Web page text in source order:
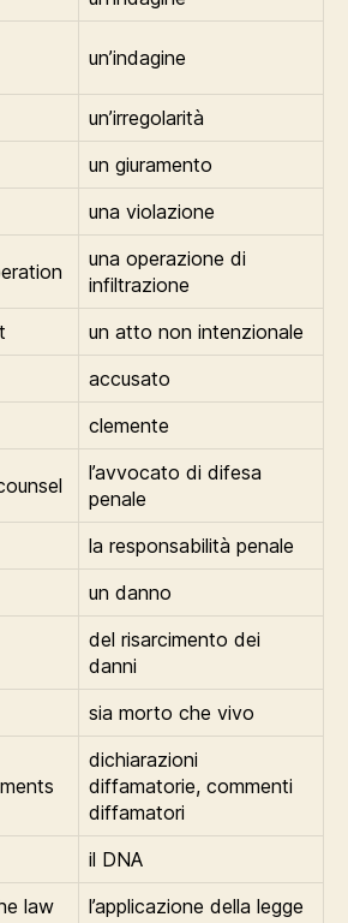
un’indagine
un’irregolarità
un giuramento
una violazione
una operazione di
infiltrazione
un atto non intenzionale
accusato
clemente
l’avvocato di difesa
penale
la responsabilità penale
un danno
del risarcimento dei
danni
sia morto che vivo
dichiarazioni
diffamatorie, commenti
diffamatori
il DNA
law
l’applicazione della legge